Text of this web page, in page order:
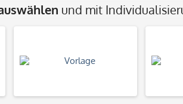
und mit